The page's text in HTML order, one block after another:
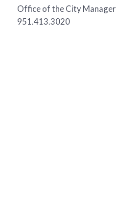
Office of the City Manager
951.413.3020